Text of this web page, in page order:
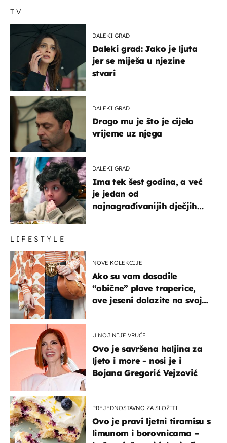
TV
DALEKI GRAD
Daleki grad: Jako je ljuta
jer se miješa u njezine
stvari
DALEKI GRAD
Drago mu je što je cijelo
vrijeme uz njega
DALEKI GRAD
Ima tek šest godina, a već
je jedan od
najnagrađivanijih dječjih
LIFESTYLE
NOVE KOLEKCIJE
Ako su vam dosadile
“obične” plave traperice,
ove jeseni dolazite na svoje
U NOJ NIJE VRUĆE
Ovo je savršena haljina za
ljeto i more - nosi je i
Bojana Gregorić Vejzović
PREJEDNOSTAVNO ZA SLOŽITI
Ovo je pravi ljetni tiramisu s
limunom i borovnicama –